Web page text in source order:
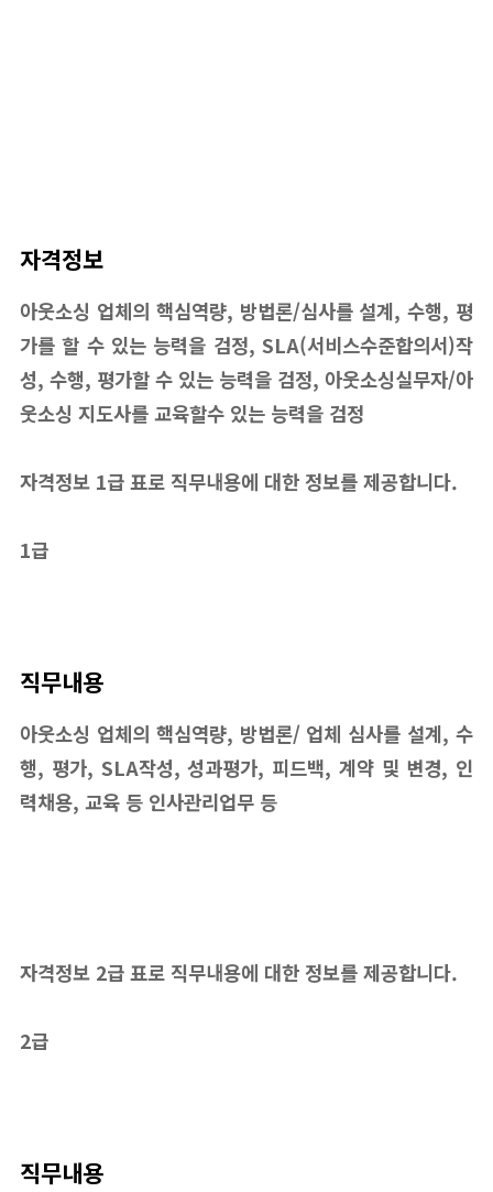
자격정보
아웃소싱 업체의 핵심역량, 방법론/심사를 설계, 수행, 평
가를 할 수 있는 능력을 검정, SLA(서비스수준합의서)작
성, 수행, 평가할 수 있는 능력을 검정, 아웃소싱실무자/아
웃소싱 지도사를 교육할수 있는 능력을 검정
자격정보 1급 표로 직무내용에 대한 정보를 제공합니다.
1급
직무내용
아웃소싱 업체의 핵심역량, 방법론/ 업체 심사를 설계, 수
행, 평가, SLA작성, 성과평가, 피드백, 계약 및 변경, 인
력채용, 교육 등 인사관리업무 등
자격정보 2급 표로 직무내용에 대한 정보를 제공합니다.
2급
직무내용